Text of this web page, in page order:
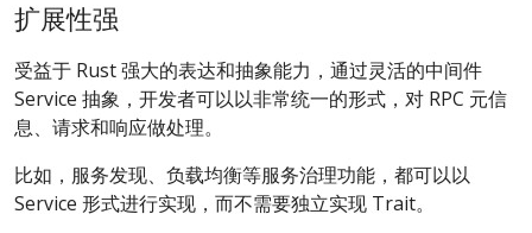
扩展性强
受益于 Rust 强大的表达和抽象能力，通过灵活的中间件
Service 抽象，开发者可以以非常统一的形式，对 RPC 元信
息、请求和响应做处理。
比如，服务发现、负载均衡等服务治理功能，都可以以
Service 形式进行实现，而不需要独立实现 Trait。